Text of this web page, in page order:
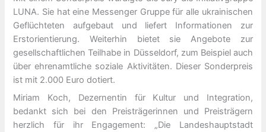
LUNA. Sie hat eine Messenger Gruppe für alle ukrainischen
Geflüchteten aufgebaut und liefert Informationen zur
Erstorientierung. Weiterhin bietet sie Angebote zur
gesellschaftlichen Teilhabe in Düsseldorf, zum Beispiel auch
über ehrenamtliche soziale Aktivitäten. Dieser Sonderpreis
ist mit 2.000 Euro dotiert.
Miriam Koch, Dezernentin für Kultur und Integration,
bedankt sich bei den Preisträgerinnen und Preisträgern
herzlich für ihr Engagement: „Die Landeshauptstadt